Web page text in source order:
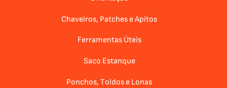
Chaveiros, Patches e Apitos
Ferramentas Úteis
Saco Estanque
Ponchos, Toldos e Lonas